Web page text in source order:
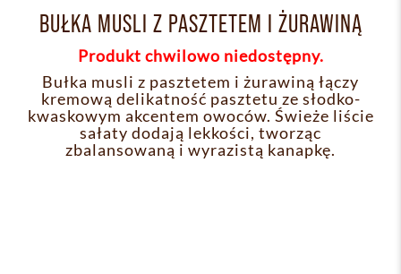
BUŁKA MUSLI Z PASZTETEM I ŻURAWINĄ
Produkt chwilowo niedostępny.
Bułka musli z pasztetem i żurawiną łączy
kremową delikatność pasztetu ze słodko-
kwaskowym akcentem owoców. Świeże liście
sałaty dodają lekkości, tworząc
zbalansowaną i wyrazistą kanapkę.